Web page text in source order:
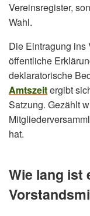
Vereinsregister,
Wahl.
Die Eintragung ins
öffentliche
deklaratorische
Amtszeitergibt
Satzung. Gezählt
hat.
Wie lang ist